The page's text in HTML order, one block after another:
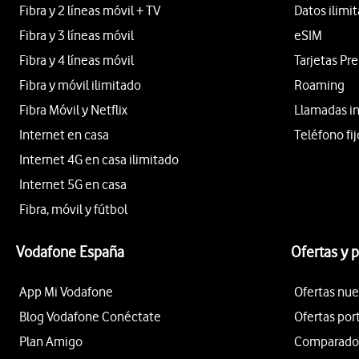
Fibra y 2 líneas móvil + TV
Fibra y 3 líneas móvil
Fibra y 4 líneas móvil
Fibra y móvil ilimitado
Fibra Móvil y Netflix
Internet en casa
Internet 4G en casa ilimitado
Internet 5G en casa
Fibra, móvil y fútbol
Datos
eSIM
Tarjetas
Roaming
Llamadas
Teléfono
Vodafone España
App Mi Vodafone
Blog Vodafone Conéctate
Plan Amigo
Ofertas y
Ofertas
Ofertas